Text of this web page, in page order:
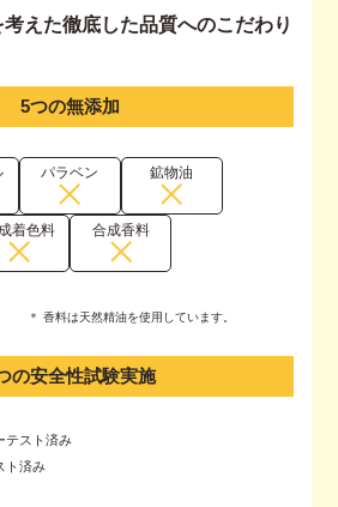
えた徹底した品質へのこだわり
5つの無添加
パラベン 鉱物油
着色料 合成香料
＊ 香料は天然精油を使用しています。
の安全性試験実施
テスト済み
ト済み